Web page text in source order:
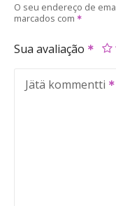
O seu endereço de
marcados com
Sua avaliação
Jätä kommentti